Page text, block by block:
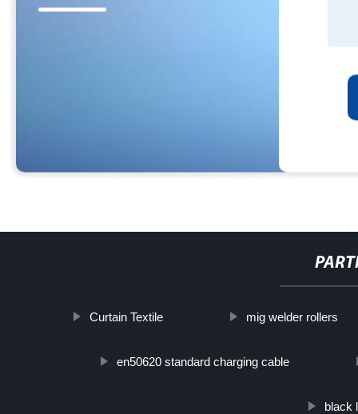
Curtain Textile mig welder rollers
en50620 standard charging cable
black